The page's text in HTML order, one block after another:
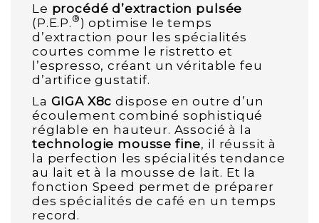
Le procédé d’extraction pulsée
(P.E.P. ® ) optimise le temps
d’extraction pour les spécialités
courtes comme le ristretto et
l’espresso, créant un véritable feu
d’artifice gustatif.
La GIGA X8c dispose en outre d’un
écoulement combiné sophistiqué
réglable en hauteur. Associé à la
technologie mousse fine, il réussit à
la perfection les spécialités tendance
au lait et à la mousse de lait. Et la
fonction Speed permet de préparer
des spécialités de café en un temps
record.